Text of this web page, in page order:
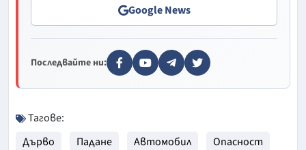
Google News
Последвайте ни:
Тагове:
Дърво
Падане Автомобил
Опасност